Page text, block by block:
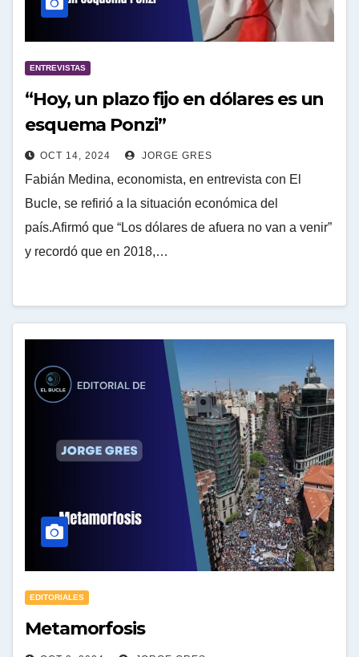
ENTREVISTAS
“Hoy, un plazo fijo en dólares es un
esquema Ponzi”
OCT 14, 2024 JORGE GRES
Fabián Medina, economista, en entrevista con El
Bucle, se refirió a la situación económica del
país.Afirmó que “Los dólares de afuera no van a venir”
y recordó que en 2018,…
EDITORIALES
Metamorfosis